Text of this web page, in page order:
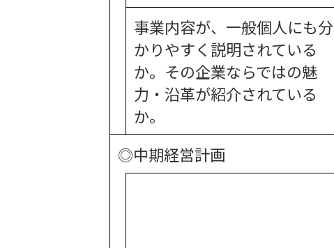
事業内容が、一般個人にも分
かりやすく説明されている
か。その企業ならではの魅
力・沿革が紹介されている
か。
◎中期経営計画